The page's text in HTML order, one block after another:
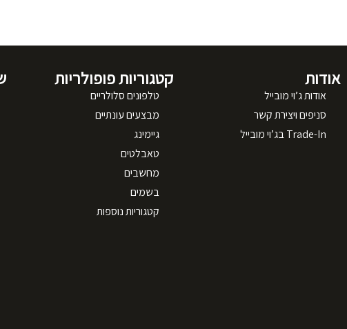
אודות
אודות ג’וי מובייל
סניפים ויצירת קשר
Trade-In בג’וי מובייל
קטגוריות פופולריות
טלפונים סלולריים
מבצעים עונתיים
גיימינג
טאבלטים
מחשבים
בשמים
קטגוריות נוספות